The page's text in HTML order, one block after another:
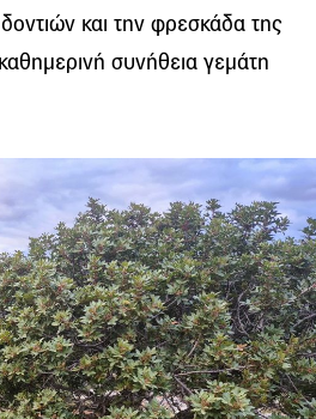
και την φρεσκάδα της
συνήθεια γεμάτη